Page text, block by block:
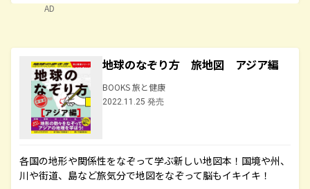
AD
地球のなぞり方 旅地図 アジア編
BOOKS 旅と健康
2022.11.25 発売
各国の地形や関係性をなぞって学ぶ新しい地図本！国境や州、
川や街道、島など旅気分で地図をなぞって脳もイキイキ！